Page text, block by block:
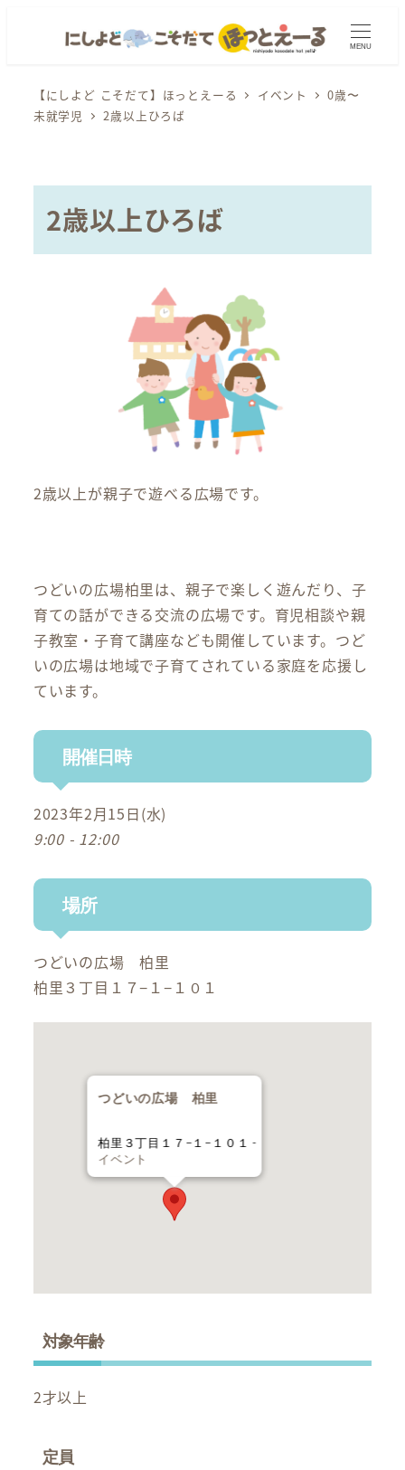
MENU
【にしよど こそだて】ほっとえーる イベント
0歳〜
未就学児
2歳以上ひろば
2歳以上ひろば
2歳以上が親子で遊べる広場です。
つどいの広場柏里は、親子で楽しく遊んだり、子
育ての話ができる交流の広場です。育児相談や親
子教室・子育て講座なども開催しています。つど
いの広場は地域で子育てされている家庭を応援し
ています。
開催日時
2023年2月15日(水)
9:00 - 12:00
場所
つどいの広場 柏里
柏里３丁目１７−１−１０１
つどいの広場 柏里
柏里３丁目１７−１−１０１ -
イベント
対象年齢
2才以上
定員